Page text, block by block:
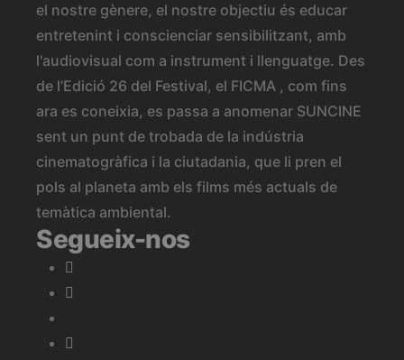
el nostre gènere, el nostre objectiu és educar
entretenint i conscienciar sensibilitzant, amb
l'audiovisual com a instrument i llenguatge. Des
de l’Edició 26 del Festival, el FICMA , com fins
ara es coneixia, es passa a anomenar SUNCINE
sent un punt de trobada de la indústria
cinematogràfica i la ciutadania, que li pren el
pols al planeta amb els films més actuals de
temàtica ambiental.
Segueix-nos